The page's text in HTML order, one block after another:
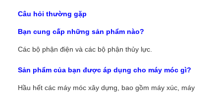
Câu hỏi thường gặp
Bạn cung cấp những sản phẩm nào?
Các bộ phận điện và các bộ phận thủy lực.
Sản phẩm của bạn được áp dụng cho máy móc gì?
Hầu hết các máy móc xây dựng, bao gồm máy xúc, máy